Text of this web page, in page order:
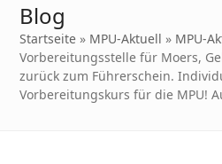
Blog
Startseite » MPU-Aktuell » MPU-
Vorbereitungsstelle für Moers,
zurück zum Führerschein.
Vorbereitungskurs für die MPU!